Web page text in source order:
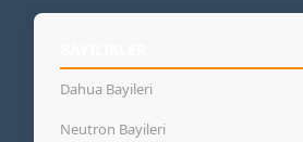
Dahua Bayileri
Neutron Bayileri